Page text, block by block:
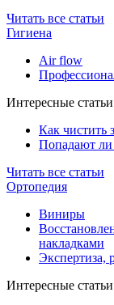
Читать все статьи
Гигиена
Air flow
Интересные статьи
Как чистить
Попадают
Читать все статьи
Ортопедия
Виниры
накладками
Экспертиза,
Интересные статьи